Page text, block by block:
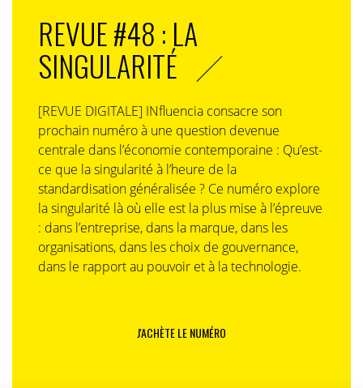
REVUE #48 : LA
SINGULARITÉ
[REVUE DIGITALE] INfluencia consacre son
prochain numéro à une question devenue
centrale dans l’économie contemporaine : Qu’est-
ce que la singularité à l’heure de la
standardisation généralisée ? Ce numéro explore
la singularité là où elle est la plus mise à l’épreuve
: dans l’entreprise, dans la marque, dans les
organisations, dans les choix de gouvernance,
dans le rapport au pouvoir et à la technologie.
J'ACHÈTE LE NUMÉRO